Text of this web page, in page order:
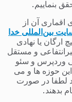
بنماییم.
اقماری آن از
بین‌المللی خدا
ارگان یا نهادی
و مستقل
وردپرس و سئو
این حوزه ها و می
لطفا در صورت